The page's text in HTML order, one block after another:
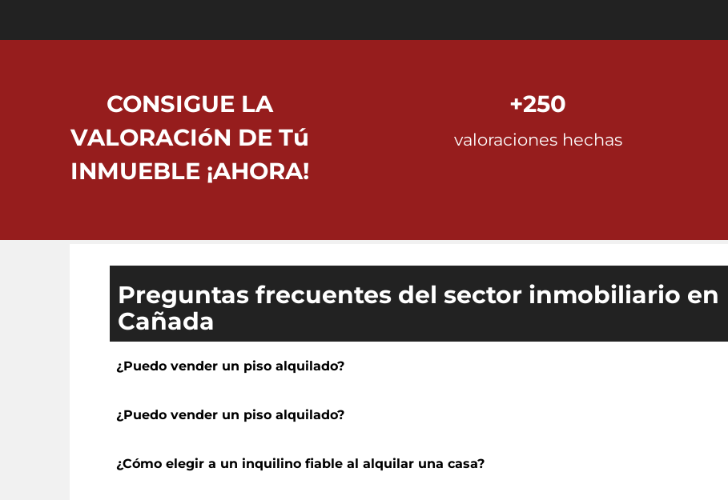
CONSIGUE LA
VALORACIóN DE Tú
INMUEBLE ¡AHORA!
+250
valoraciones hechas
Preguntas frecuentes del sector inmobiliario en
Cañada
¿Puedo vender un piso alquilado?
¿Puedo vender un piso alquilado?
¿Cómo elegir a un inquilino fiable al alquilar una casa?